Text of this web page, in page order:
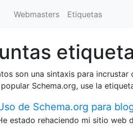
Webmasters Etiquetas
son una sintaxis para
Schema.org, use la
de Schema.org para
estado rehaciendo mi sitio web